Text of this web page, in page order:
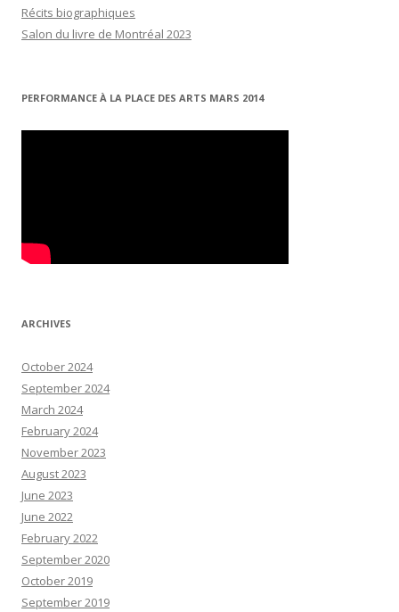
Récits biographiques
Salon du livre de Montréal 2023
PERFORMANCE À LA PLACE DES ARTS MARS 2014
ARCHIVES
October 2024
September 2024
March 2024
February 2024
November 2023
August 2023
June 2023
June 2022
February 2022
September 2020
October 2019
September 2019